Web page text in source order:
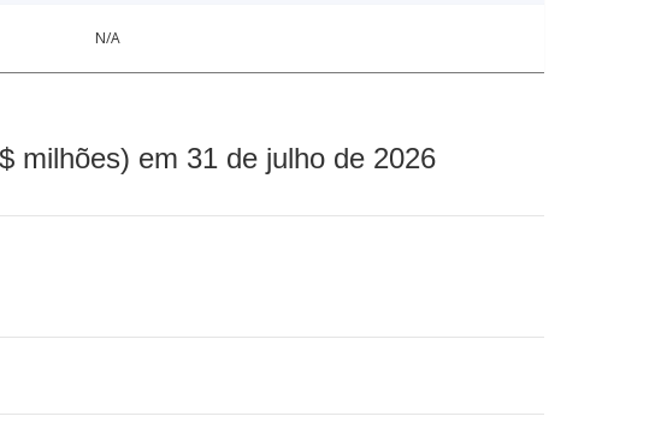
N/A
milhões) em 31 de julho de 2026